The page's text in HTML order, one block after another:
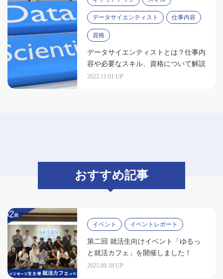
データサイエンティスト 仕事内容
資格
データサイエンティストとは？仕事内
容や必要なスキル、資格について解説
2022.11.01 UP
おすすめ記事
イベント イベントレポート
第二回 就活生向けイベント「ゆるっ
と就活カフェ」を開催しました！
2025.09.18 UP